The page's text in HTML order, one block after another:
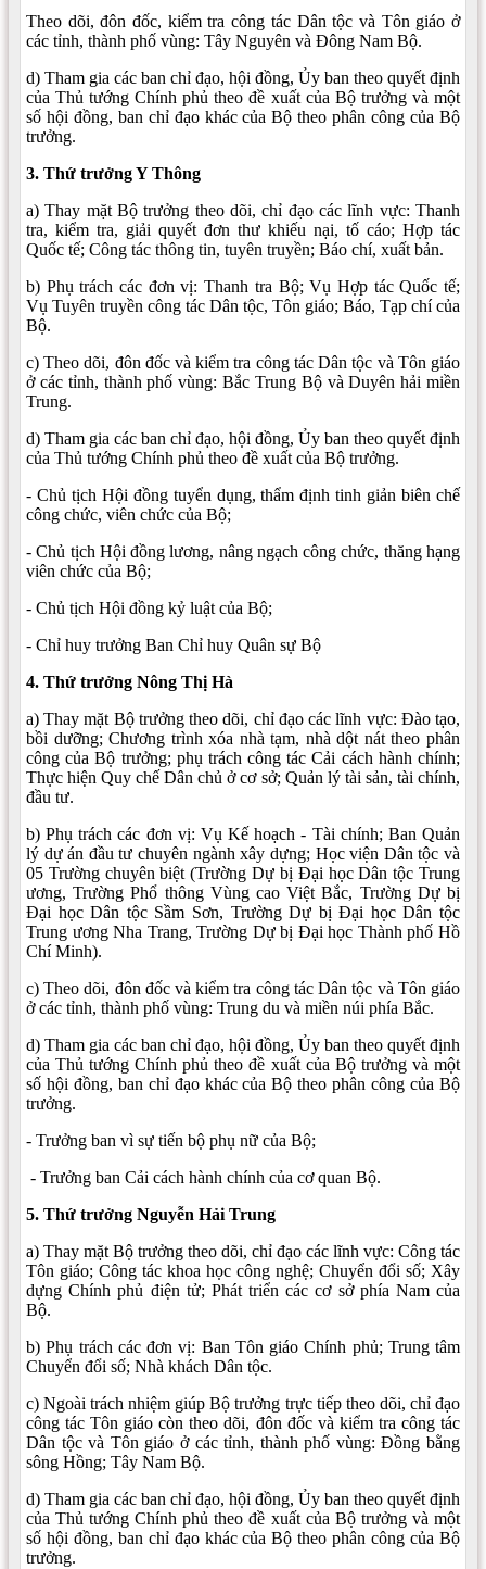
Theo dõi, đôn đốc, kiểm tra công tác Dân tộc và Tôn giáo ở
các tỉnh, thành phố vùng: Tây Nguyên và Đông Nam Bộ.
d) Tham gia các ban chỉ đạo, hội đồng, Ủy ban theo quyết định
của Thủ tướng Chính phủ theo đề xuất của Bộ trưởng và một
số hội đồng, ban chỉ đạo khác của Bộ theo phân công của Bộ
trưởng.
3. Thứ trưởng Y Thông
a) Thay mặt Bộ trưởng theo dõi, chỉ đạo các lĩnh vực: Thanh
tra, kiểm tra, giải quyết đơn thư khiếu nại, tố cáo; Hợp tác
Quốc tế; Công tác thông tin, tuyên truyền; Báo chí, xuất bản.
b) Phụ trách các đơn vị: Thanh tra Bộ; Vụ Hợp tác Quốc tế;
Vụ Tuyên truyền công tác Dân tộc, Tôn giáo; Báo, Tạp chí của
Bộ.
c) Theo dõi, đôn đốc và kiểm tra công tác Dân tộc và Tôn giáo
ở các tỉnh, thành phố vùng: Bắc Trung Bộ và Duyên hải miền
Trung.
d) Tham gia các ban chỉ đạo, hội đồng, Ủy ban theo quyết định
của Thủ tướng Chính phủ theo đề xuất của Bộ trưởng.
- Chủ tịch Hội đồng tuyển dụng, thẩm định tinh giản biên chế
công chức, viên chức của Bộ;
- Chủ tịch Hội đồng lương, nâng ngạch công chức, thăng hạng
viên chức của Bộ;
- Chủ tịch Hội đồng kỷ luật của Bộ;
- Chỉ huy trưởng Ban Chỉ huy Quân sự Bộ
4. Thứ trưởng Nông Thị Hà
a) Thay mặt Bộ trưởng theo dõi, chỉ đạo các lĩnh vực: Đào tạo,
bồi dưỡng; Chương trình xóa nhà tạm, nhà dột nát theo phân
công của Bộ trưởng; phụ trách công tác Cải cách hành chính;
Thực hiện Quy chế Dân chủ ở cơ sở; Quản lý tài sản, tài chính,
đầu tư.
b) Phụ trách các đơn vị: Vụ Kế hoạch - Tài chính; Ban Quản
lý dự án đầu tư chuyên ngành xây dựng; Học viện Dân tộc và
05 Trường chuyên biệt (Trường Dự bị Đại học Dân tộc Trung
ương, Trường Phổ thông Vùng cao Việt Bắc, Trường Dự bị
Đại học Dân tộc Sầm Sơn, Trường Dự bị Đại học Dân tộc
Trung ương Nha Trang, Trường Dự bị Đại học Thành phố Hồ
Chí Minh).
c) Theo dõi, đôn đốc và kiểm tra công tác Dân tộc và Tôn giáo
ở các tỉnh, thành phố vùng: Trung du và miền núi phía Bắc.
d) Tham gia các ban chỉ đạo, hội đồng, Ủy ban theo quyết định
của Thủ tướng Chính phủ theo đề xuất của Bộ trưởng và một
số hội đồng, ban chỉ đạo khác của Bộ theo phân công của Bộ
trưởng.
- Trưởng ban vì sự tiến bộ phụ nữ của Bộ;
- Trưởng ban Cải cách hành chính của cơ quan Bộ.
5. Thứ trưởng Nguyễn Hải Trung
a) Thay mặt Bộ trưởng theo dõi, chỉ đạo các lĩnh vực: Công tác
Tôn giáo; Công tác khoa học công nghệ; Chuyển đổi số; Xây
dựng Chính phủ điện tử; Phát triển các cơ sở phía Nam của
Bộ.
b) Phụ trách các đơn vị: Ban Tôn giáo Chính phủ; Trung tâm
Chuyển đổi số; Nhà khách Dân tộc.
c) Ngoài trách nhiệm giúp Bộ trưởng trực tiếp theo dõi, chỉ đạo
công tác Tôn giáo còn theo dõi, đôn đốc và kiểm tra công tác
Dân tộc và Tôn giáo ở các tỉnh, thành phố vùng: Đồng bằng
sông Hồng; Tây Nam Bộ.
d) Tham gia các ban chỉ đạo, hội đồng, Ủy ban theo quyết định
của Thủ tướng Chính phủ theo đề xuất của Bộ trưởng và một
số hội đồng, ban chỉ đạo khác của Bộ theo phân công của Bộ
trưởng.